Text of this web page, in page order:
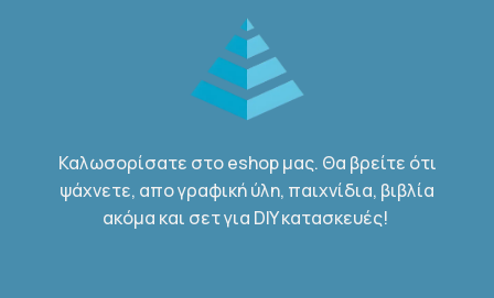
Καλωσορίσατε στο eshop μας. Θα βρείτε ότι
ψάχνετε, απο γραφική ύλη, παιχνίδια, βιβλία
ακόμα και σετ για DIY κατασκευές!